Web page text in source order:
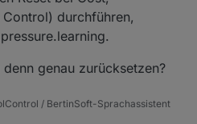
durchführen,
genau zurücksetzen?
/ BertinSoft-Sprachassistent